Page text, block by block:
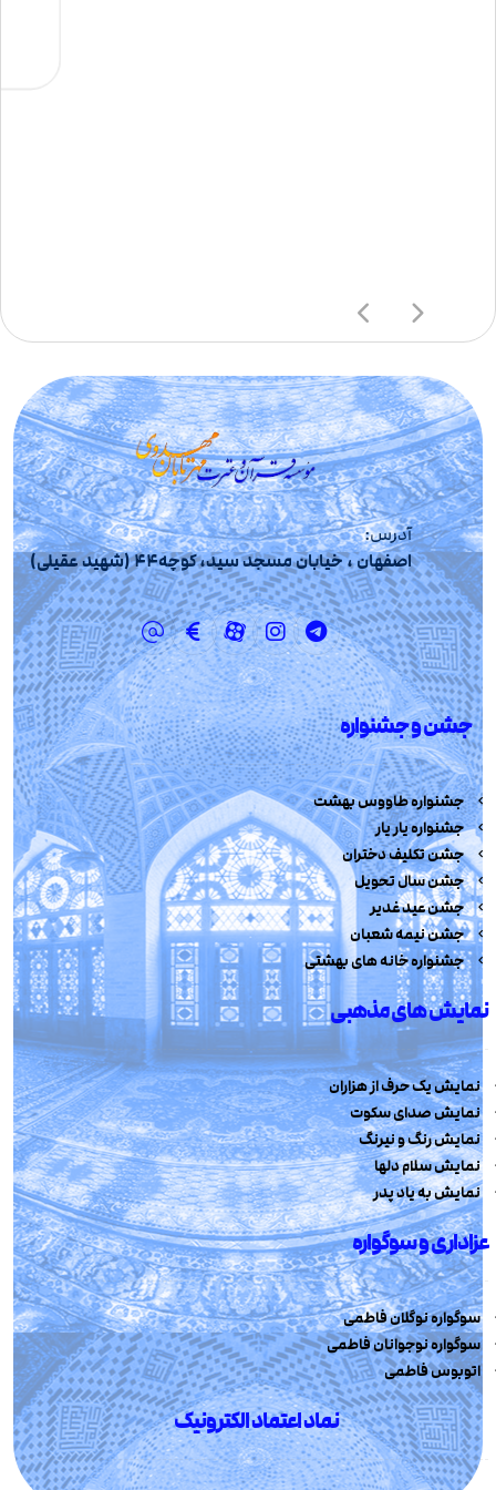
آدرس:
اصفهان ، خیابان مسجد سید، کوچه44 (شهید عقیلی)
جشن و جشنواره
جشنواره طاووس بهشت
جشنواره یار یار
جشن تکلیف دختران
جشن سال تحویل
جشن عید غدیر
جشن نیمه شعبان
جشنواره خانه های بهشتی
نمایش های مذهبی
نمایش یک حرف از هزاران
نمایش صدای سکوت
نمایش رنگ و نیرنگ
نمایش سلام دلها
نمایش به یاد پدر
عزاداری و سوگواره
سوگواره نوگلان فاطمی
سوگواره نوجوانان فاطمی
اتوبوس فاطمی
نماد اعتماد الکترونیک